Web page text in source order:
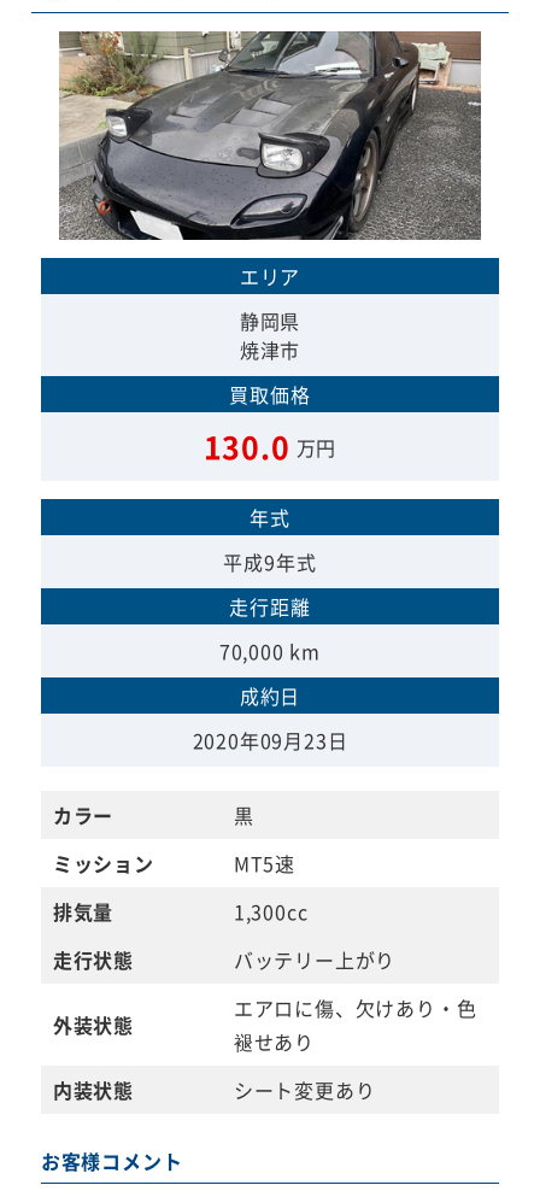
エリア
静岡県
焼津市
買取価格
130.0 万円
年式
平成9年式
走行距離
70,000 km
成約日
2020年09月23日
カラー
黒
ミッション
MT5速
排気量
1,300cc
走行状態
バッテリー上がり
外装状態
エアロに傷、欠けあり・色
褪せあり
内装状態
シート変更あり
お客様コメント